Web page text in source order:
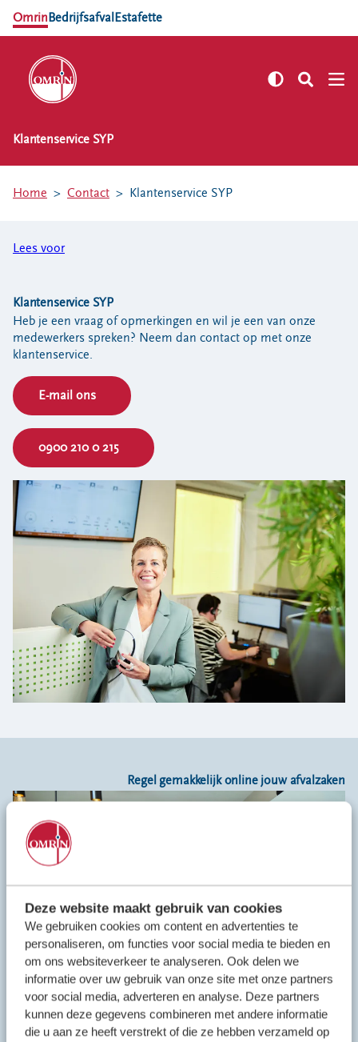
Deze website maakt gebruik van cookies
We gebruiken cookies om content en advertenties te
personaliseren, om functies voor social media te bieden en
om ons websiteverkeer te analyseren. Ook delen we
informatie over uw gebruik van onze site met onze partners
voor social media, adverteren en analyse. Deze partners
kunnen deze gegevens combineren met andere informatie
die u aan ze heeft verstrekt of die ze hebben verzameld op
OmrinBedrijfsafval Estafette
NL EN
Afval scheiden
Milieupas aanvragen
Kringloopspullen
Afval aanmelden
Ons verhaal
Nieuws
Ontdek Omrin
Hier werken we aan
Ecopark De Wierde
Reststoffen Energie Centrale
Storing, klacht of vraag
Klantenservice SYP
VeeIgestelde vragen
Pers
Voor gemeenten
Voor leveranciers en bezoekers
Klantenservice SYP
Home Contact Klantenservice SYP
Lees voor
Klantenservice SYP
Heb je een vraag of opmerkingen en wil je een van onze
medewerkers spreken? Neem dan contact op met onze
klantenservice.
E-mail ons
0900 210 0 215
Regel gemakkelijk online jouw afvalzaken